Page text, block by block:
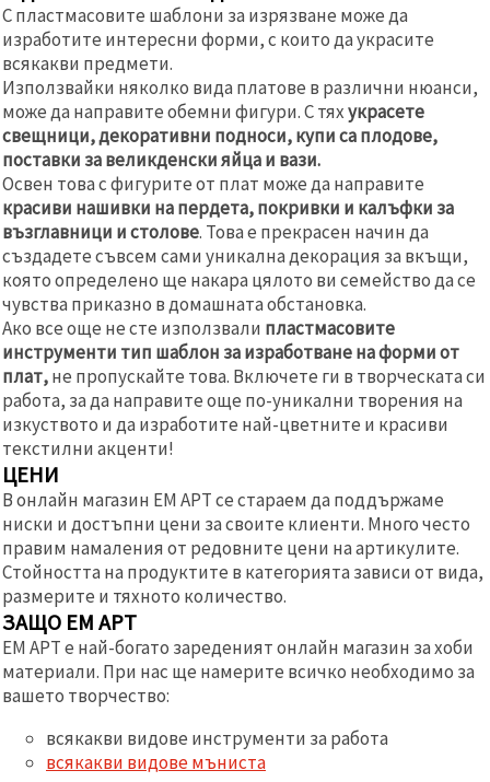
С пластмасовите шаблони за изрязване може да
изработите интересни форми, с които да украсите
всякакви предмети.
Използвайки няколко вида платове в различни нюанси,
може да направите обемни фигури. С тяхукрасете
свещници, декоративни подноси, купи са плодове,
поставки за великденски яйца и вази.
Освен това с фигурите от плат може да направите
красиви нашивки на пердета, покривки и калъфки за
възглавници и столове. Това е прекрасен начин да
създадете съвсем сами уникална декорация за вкъщи,
която определено ще накара цялото ви семейство да се
чувства приказно в домашната обстановка.
Ако все още не сте използвали пластмасовите
инструменти тип шаблон за изработване на форми от
плат,не пропускайте това. Включете ги в творческата си
работа, за да направите още по-уникални творения на
изкуството и да изработите най-цветните и красиви
текстилни акценти!
ЦЕНИ
В онлайн магазин ЕМ АРТ се стараем да поддържаме
ниски и достъпни цени за своите клиенти. Много често
правим намаления от редовните цени на артикулите.
Стойността на продуктите в категорията зависи от вида,
размерите и тяхното количество.
ЗАЩО ЕМ АРТ
ЕМ АРТ е най-богато зареденият онлайн магазин за хоби
материали. При нас ще намерите всичко необходимо за
вашето творчество:
всякакви видове инструменти за работа
всякакви видове мъниста